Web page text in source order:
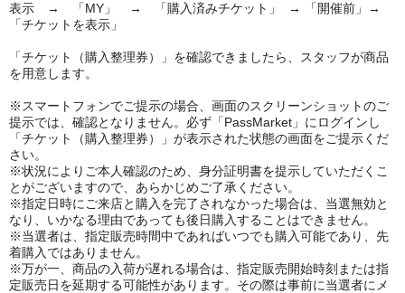
表示 → 「MY」 → 「購入済みチケット」 → 「開催前」→
「チケットを表示」
「チケット（購入整理券）」を確認できましたら、スタッフが商品
を用意します。
※スマートフォンでご提示の場合、画面のスクリーンショットのご
提示では、確認となりません。必ず「PassMarket」にログインし
「チケット（購入整理券）」が表示された状態の画面をご提示くだ
さい。
※状況によりご本人確認のため、身分証明書を提示していただくこ
とがございますので、あらかじめご了承ください。
※指定日時にご来店と購入を完了されなかった場合は、当選無効と
なり、いかなる理由であっても後日購入することはできません。
※当選者は、指定販売時間中であればいつでも購入可能であり、先
着購入ではありません。
※万が一、商品の入荷が遅れる場合は、指定販売開始時刻または指
定販売日を延期する可能性があります。その際は事前に当選者にメ